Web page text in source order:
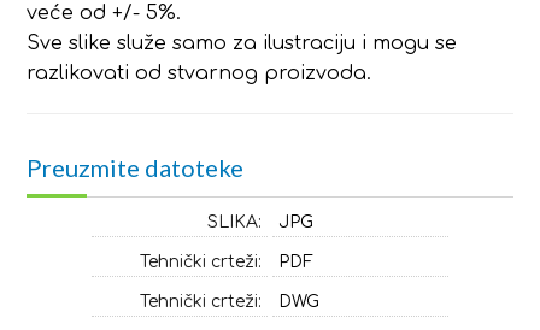
veće od +/- 5%.
Sve slike služe samo za ilustraciju i mogu se
razlikovati od stvarnog proizvoda.
Preuzmite datoteke
SLIKA: JPG
Tehnički crteži: PDF
Tehnički crteži: DWG